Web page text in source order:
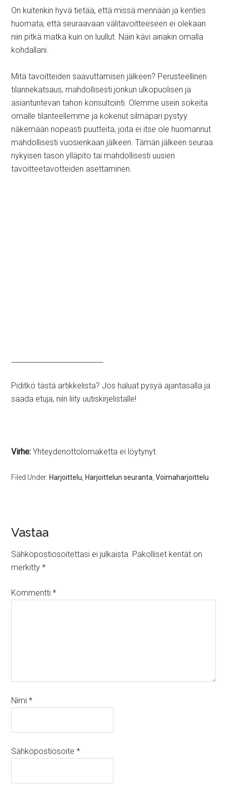
On kuitenkin hyvä tietää, että missä mennään ja kenties
huomata, että seuraavaan välitavoitteeseen ei olekaan
niin pitkä matka kuin on luullut. Näin kävi ainakin omalla
kohdallani.
Mitä tavoitteiden saavuttamisen jälkeen? Perusteellinen
tilannekatsaus, mahdollisesti jonkun ulkopuolisen ja
asiantuntevan tahon konsultointi. Olemme usein sokeita
omalle tilanteellemme ja kokenut silmäpari pystyy
näkemään nopeasti puutteita, joita ei itse ole huomannut
mahdollisesti vuosienkaan jälkeen. Tämän jälkeen seuraa
nykyisen tason ylläpito tai mahdollisesti uusien
tavoitteetavotteiden asettaminen.
Piditkö tästä artikkelista? Jos haluat pysyä ajantasalla ja
saada etuja, niin liity uutiskirjelistalle!
Virhe: Yhteydenottolomaketta ei löytynyt.
Filed Under: Harjoittelu Harjoittelun seuranta ,Voimaharjoittelu
Vastaa
Sähköpostiosoitettasi ei julkaista. Pakolliset kentät on
merkitty*
Kommentti*
Nimi*
Sähköpostiosoite*